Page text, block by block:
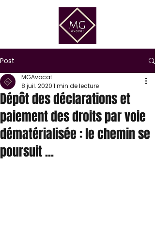
Post
Dépôt des déclarations et
paiement des droits par voie
dématérialisée : le chemin se
poursuit ...
MGAvocat
8 juil. 20201 min de lecture